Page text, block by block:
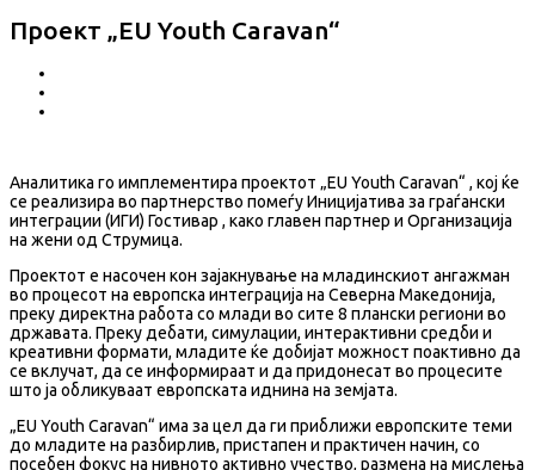
Проект „EU Youth Caravan“
Аналитика го имплементира проектот „EU Youth Caravan“ , кој ќе
се реализира во партнерство помеѓу Иницијатива за граѓански
интеграции (ИГИ) Гостивар , како главен партнер и Организација
на жени од Струмица.
Проектот е насочен кон зајакнување на младинскиот ангажман
во процесот на европска интеграција на Северна Македонија,
преку директна работа со млади во сите 8 плански региони во
државата. Преку дебати, симулации, интерактивни средби и
креативни формати, младите ќе добијат можност поактивно да
се вклучат, да се информираат и да придонесат во процесите
што ја обликуваат европската иднина на земјата.
„EU Youth Caravan“ има за цел да ги приближи европските теми
до младите на разбирлив, пристапен и практичен начин, со
посебен фокус на нивното активно учество, размена на мислења